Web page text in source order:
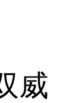
威